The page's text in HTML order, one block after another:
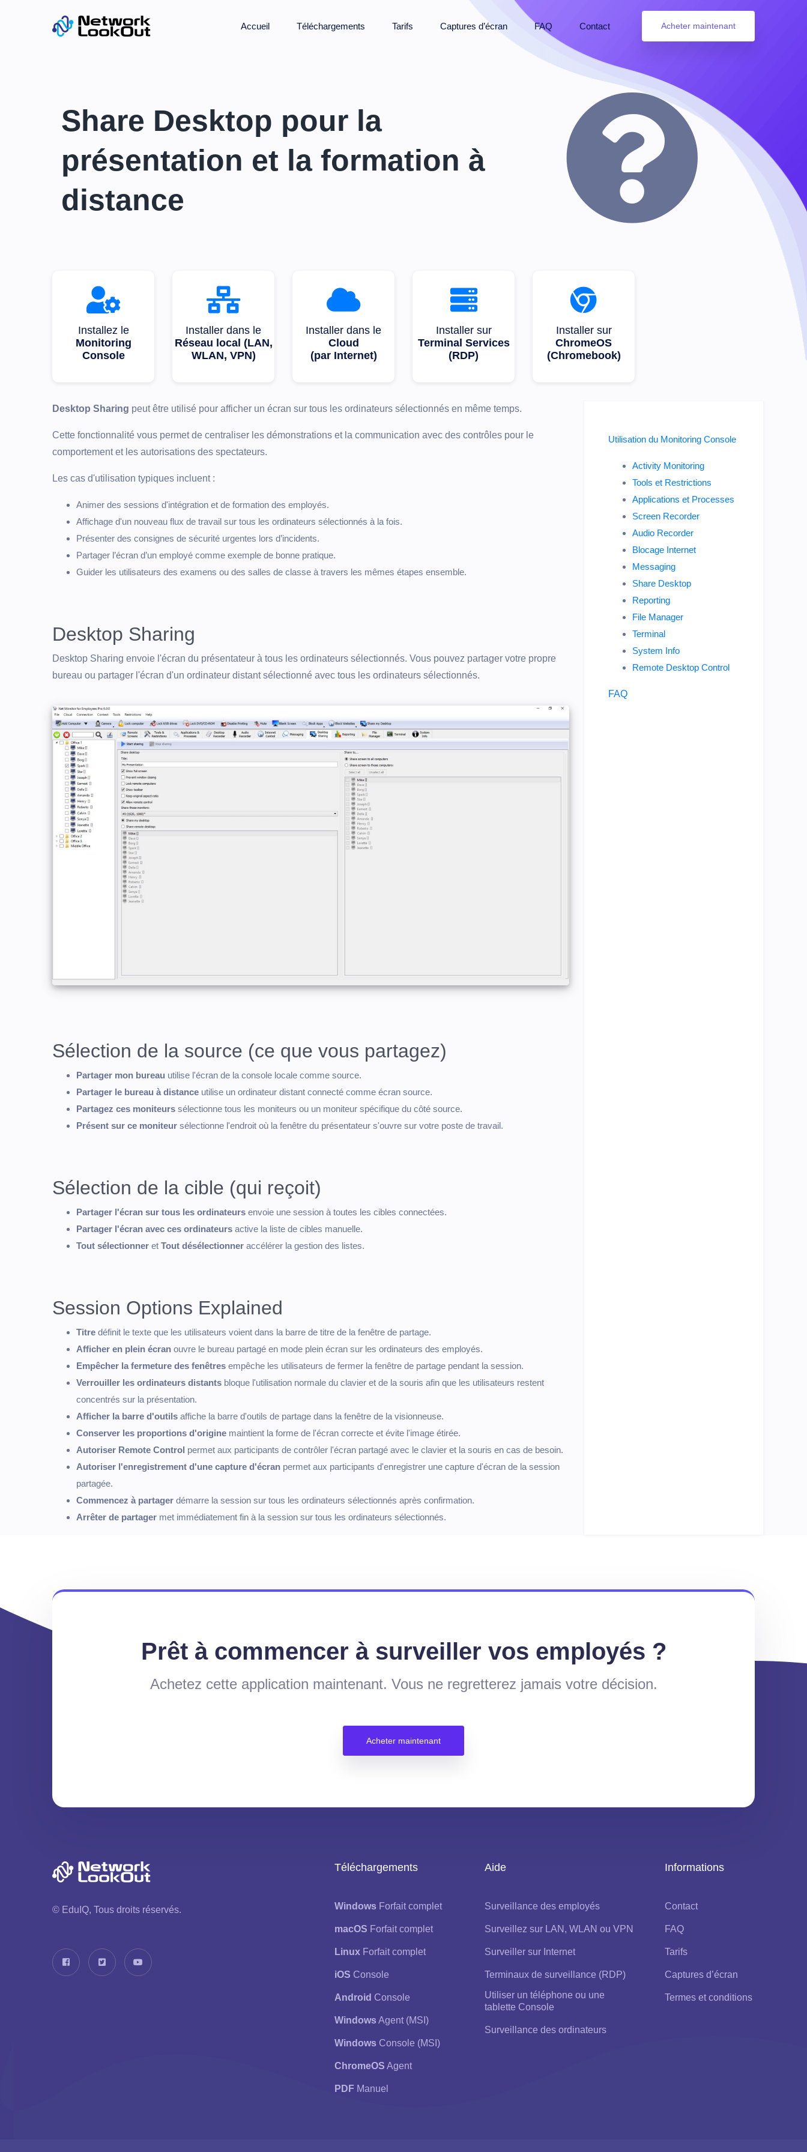
Accueil Téléchargements Tarifs Captures d’écran FAQ Contact Acheter maintenant
Share Desktop pour la
présentation et la formation à
distance
Installez le
Monitoring
Console
Installer dans le
Réseau local (LAN,
WLAN, VPN)
Installer dans le
Cloud
(par Internet)
Installer sur
Terminal Services
(RDP)
Installer sur
ChromeOS
(Chromebook)
Utilisation du Monitoring Console
Activity Monitoring
Tools et Restrictions
Applications et Processes
Screen Recorder
Audio Recorder
Blocage Internet
Messaging
Share Desktop
Reporting
File Manager
Terminal
System Info
Remote Desktop Control
FAQ
Desktop Sharing peut être utilisé pour afficher un écran sur tous les ordinateurs sélectionnés en même temps.
Cette fonctionnalité vous permet de centraliser les démonstrations et la communication avec des contrôles pour le
comportement et les autorisations des spectateurs.
Les cas d'utilisation typiques incluent :
Animer des sessions d'intégration et de formation des employés.
Affichage d'un nouveau flux de travail sur tous les ordinateurs sélectionnés à la fois.
Présenter des consignes de sécurité urgentes lors d’incidents.
Partager l’écran d’un employé comme exemple de bonne pratique.
Guider les utilisateurs des examens ou des salles de classe à travers les mêmes étapes ensemble.
Desktop Sharing
Desktop Sharing envoie l'écran du présentateur à tous les ordinateurs sélectionnés. Vous pouvez partager votre propre
bureau ou partager l'écran d'un ordinateur distant sélectionné avec tous les ordinateurs sélectionnés.
Sélection de la source (ce que vous partagez)
Partager mon bureau utilise l'écran de la console locale comme source.
Partager le bureau à distance utilise un ordinateur distant connecté comme écran source.
Partagez ces moniteurs sélectionne tous les moniteurs ou un moniteur spécifique du côté source.
Présent sur ce moniteur sélectionne l'endroit où la fenêtre du présentateur s'ouvre sur votre poste de travail.
Sélection de la cible (qui reçoit)
Partager l'écran sur tous les ordinateurs envoie une session à toutes les cibles connectées.
Partager l'écran avec ces ordinateurs active la liste de cibles manuelle.
Tout sélectionner et Tout désélectionner accélérer la gestion des listes.
Session Options Explained
Titre définit le texte que les utilisateurs voient dans la barre de titre de la fenêtre de partage.
Afficher en plein écran ouvre le bureau partagé en mode plein écran sur les ordinateurs des employés.
Empêcher la fermeture des fenêtres empêche les utilisateurs de fermer la fenêtre de partage pendant la session.
Verrouiller les ordinateurs distants bloque l'utilisation normale du clavier et de la souris afin que les utilisateurs restent
concentrés sur la présentation.
Afficher la barre d'outils affiche la barre d'outils de partage dans la fenêtre de la visionneuse.
Conserver les proportions d'origine maintient la forme de l'écran correcte et évite l'image étirée.
Autoriser Remote Control permet aux participants de contrôler l'écran partagé avec le clavier et la souris en cas de besoin.
Autoriser l'enregistrement d'une capture d'écran permet aux participants d'enregistrer une capture d'écran de la session
partagée.
Commencez à partager démarre la session sur tous les ordinateurs sélectionnés après confirmation.
Arrêter de partager met immédiatement fin à la session sur tous les ordinateurs sélectionnés.
Prêt à commencer à surveiller vos employés ?
Achetez cette application maintenant. Vous ne regretterez jamais votre décision.
Acheter maintenant
© EduIQ, Tous droits réservés.
Téléchargements
Windows Forfait complet
macOS Forfait complet
Linux Forfait complet
iOS Console
Android Console
WindowsAgent (MSI)
Windows Console (MSI)
ChromeOS Agent
PDF Manuel
Aide
Surveillance des employés
Surveillez sur LAN, WLAN ou VPN
Surveiller sur Internet
Terminaux de surveillance (RDP)
Utiliser un téléphone ou une
tablette Console
Surveillance des ordinateurs
Informations
Contact
FAQ
Tarifs
Captures d’écran
Termes et conditions